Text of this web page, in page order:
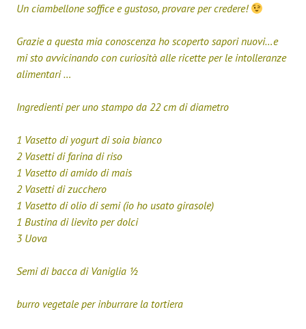
Un ciambellone soffice e gustoso, provare per credere!
Grazie a questa mia conoscenza ho scoperto sapori nuovi…e
mi sto avvicinando con curiosità alle ricette per le intolleranze
alimentari …
Ingredienti per uno stampo da 22 cm di diametro
1 Vasetto di yogurt di soia bianco
2 Vasetti di farina di riso
1 Vasetto di amido di mais
2 Vasetti di zucchero
1 Vasetto di olio di semi (io ho usato girasole)
1 Bustina di lievito per dolci
3 Uova
Semi di bacca di Vaniglia ½
burro vegetale per inburrare la tortiera